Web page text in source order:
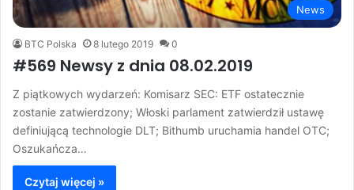
News
BTC Polska 8 lutego 2019 0
#569 Newsy z dnia 08.02.2019
Z piątkowych wydarzeń: Komisarz SEC: ETF ostatecznie
zostanie zatwierdzony; Włoski parlament zatwierdził ustawę
definiującą technologie DLT; Bithumb uruchamia handel OTC;
Oszukańcza…
Czytaj więcej »